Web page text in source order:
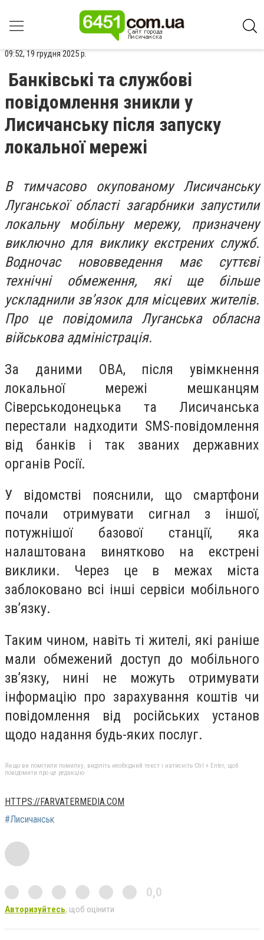
09:52, 19 грудня 2025 р.
Банківські та службові
повідомлення зникли у
Лисичанську після запуску
локальної мережі
В тимчасово окупованому Лисичанську
Луганської області загарбники запустили
локальну мобільну мережу, призначену
виключно для виклику екстрених служб.
Водночас нововведення має суттєві
технічні обмеження, які ще більше
ускладнили зв’язок для місцевих жителів.
Про це повідомила Луганська обласна
військова адміністрація.
За даними ОВА, після увімкнення
локальної мережі мешканцям
Сіверськодонецька та Лисичанська
перестали надходити SMS-повідомлення
від банків і так званих державних
органів Росії.
У відомстві пояснили, що смартфони
почали отримувати сигнал з іншої,
потужнішої базової станції, яка
налаштована винятково на екстрені
виклики. Через це в межах міста
заблоковано всі інші сервіси мобільного
зв’язку.
Таким чином, навіть ті жителі, які раніше
мали обмежений доступ до мобільного
зв’язку, нині не можуть отримувати
інформацію про зарахування коштів чи
повідомлення від російських установ
щодо надання будь-яких послуг.
Якщо ви помітили помилку, виділіть необхідний текст і натисніть Ctrl + Enter, щоб
повідомити про це редакцію
HTTPS://FARVATERMEDIA.COM
#Лисичанськ
0,0
Авторизуйтесь, щоб оцінити